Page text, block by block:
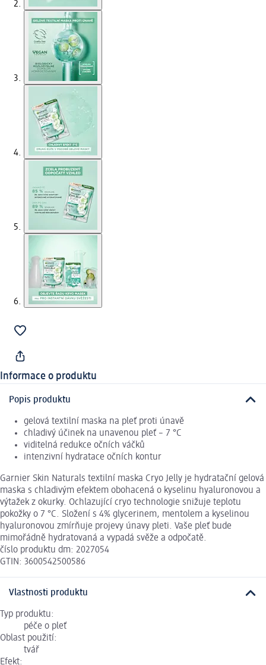
Informace o produktu
Popis produktu
gelová textilní maska na pleť proti únavě
chladivý účinek na unavenou pleť – 7 °C
viditelná redukce očních váčků
intenzivní hydratace očních kontur
Garnier Skin Naturals textilní maska Cryo Jelly je hydratační gelová
maska s chladivým efektem obohacená o kyselinu hyaluronovou a
výtažek z okurky. Ochlazující cryo technologie snižuje teplotu
pokožky o 7 °C. Složení s 4% glycerinem, mentolem a kyselinou
hyaluronovou zmírňuje projevy únavy pleti. Vaše pleť bude
mimořádně hydratovaná a vypadá svěže a odpočatě.
číslo produktu dm: 2027054
GTIN: 3600542500586
Vlastnosti produktu
Typ produktu:
péče o pleť
Oblast použití:
tvář
Efekt: